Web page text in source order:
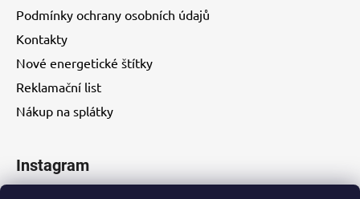
Podmínky ochrany osobních údajů
Kontakty
Nové energetické štítky
Reklamační list
Nákup na splátky
Instagram